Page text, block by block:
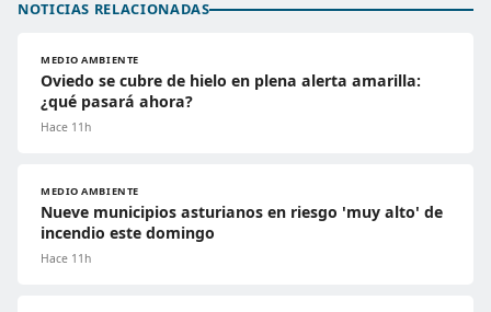
NOTICIAS RELACIONADAS
MEDIO AMBIENTE
Oviedo se cubre de hielo en plena alerta amarilla:
¿qué pasará ahora?
Hace 11h
MEDIO AMBIENTE
Nueve municipios asturianos en riesgo 'muy alto' de
incendio este domingo
Hace 11h